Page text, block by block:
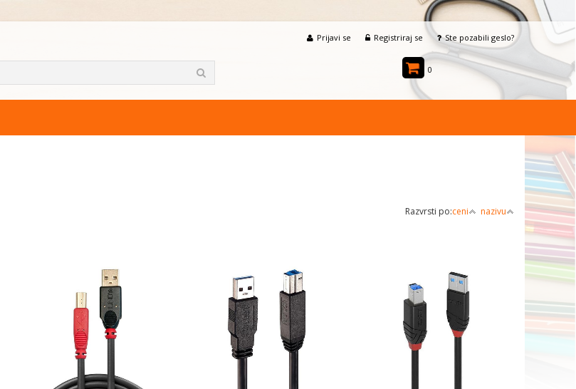
Prijavi se Registriraj se Ste pozabili geslo?
0
Razvrsti po:ceni nazivu